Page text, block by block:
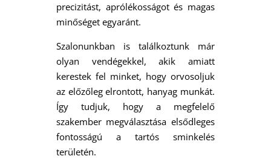
precizitást, aprólékosságot és magas
minőséget egyaránt.
Szalonunkban is találkoztunk már
olyan vendégekkel, akik amiatt
kerestek fel minket, hogy orvosoljuk
az előzőleg elrontott, hanyag munkát.
Így tudjuk, hogy a megfelelő
szakember megválasztása elsődleges
fontosságú a tartós sminkelés
területén.